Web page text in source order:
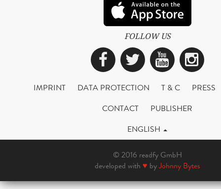
FOLLOW US
Facebook
Twitter
IMPRINT DATA PROTECTION T & C
PRESS
CONTACT
PUBLISHER
ENGLISH
© 2016 readfy GmbH
developed with ♥ byJohnny Bytes